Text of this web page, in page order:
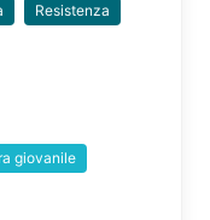
Resistenza
giovanile